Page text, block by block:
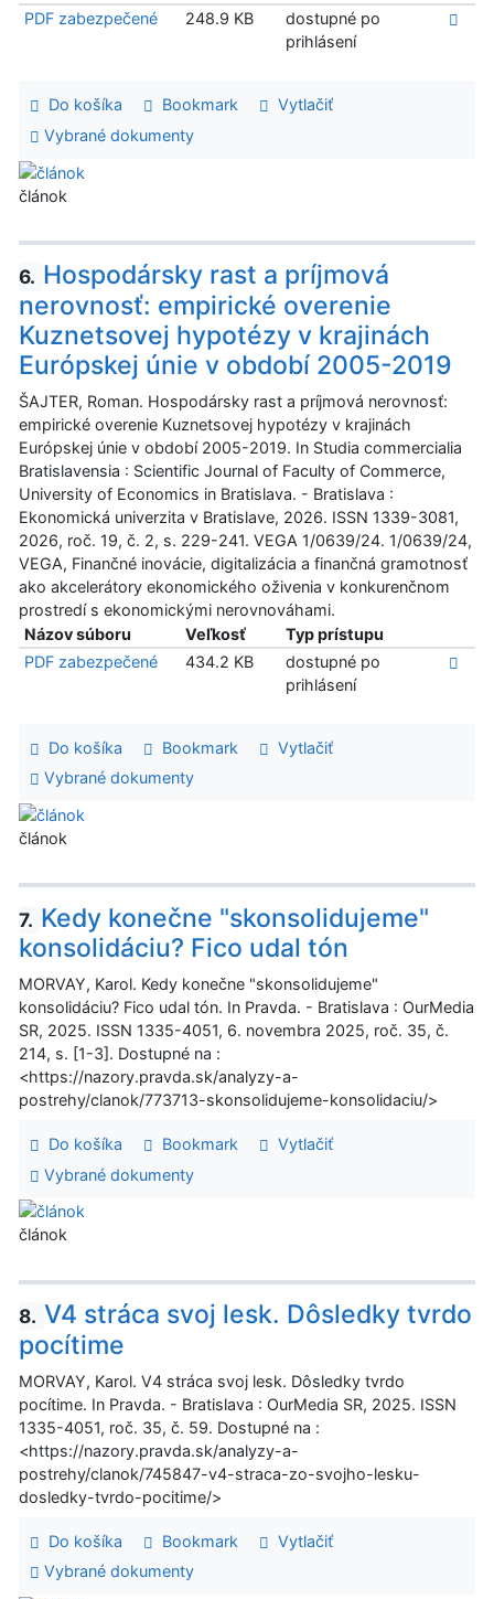
PDF zabezpečené
248.9 KB
dostupné po
prihlásení
Do košíka Bookmark
Vytlačiť
Vybrané dokumenty
článok
6. Hospodársky rast a príjmová
nerovnosť: empirické overenie
Kuznetsovej hypotézy v krajinách
Európskej únie v období 2005-2019
ŠAJTER, Roman. Hospodársky rast a príjmová nerovnosť:
empirické overenie Kuznetsovej hypotézy v krajinách
Európskej únie v období 2005-2019. In Studia commercialia
Bratislavensia : Scientific Journal of Faculty of Commerce,
University of Economics in Bratislava. - Bratislava :
Ekonomická univerzita v Bratislave, 2026. ISSN 1339-3081,
2026, roč. 19, č. 2, s. 229-241. VEGA 1/0639/24. 1/0639/24,
VEGA, Finančné inovácie, digitalizácia a finančná gramotnosť
ako akcelerátory ekonomického oživenia v konkurenčnom
prostredí s ekonomickými nerovnováhami.
Názov súboru
Veľkosť
Typ prístupu
PDF zabezpečené
434.2 KB
dostupné po
prihlásení
Do košíka Bookmark
Vytlačiť
Vybrané dokumenty
článok
7. Kedy konečne "skonsolidujeme"
konsolidáciu? Fico udal tón
MORVAY, Karol. Kedy konečne "skonsolidujeme"
konsolidáciu? Fico udal tón. In Pravda. - Bratislava : OurMedia
SR, 2025. ISSN 1335-4051, 6. novembra 2025, roč. 35, č.
214, s. [1-3]. Dostupné na :
<https://nazory.pravda.sk/analyzy-a-
postrehy/clanok/773713-skonsolidujeme-konsolidaciu/>
Do košíka Bookmark
Vytlačiť
Vybrané dokumenty
článok
8. V4 stráca svoj lesk. Dôsledky tvrdo
pocítime
MORVAY, Karol. V4 stráca svoj lesk. Dôsledky tvrdo
pocítime. In Pravda. - Bratislava : OurMedia SR, 2025. ISSN
1335-4051, roč. 35, č. 59. Dostupné na :
<https://nazory.pravda.sk/analyzy-a-
postrehy/clanok/745847-v4-straca-zo-svojho-lesku-
dosledky-tvrdo-pocitime/>
Do košíka Bookmark
Vytlačiť
Vybrané dokumenty